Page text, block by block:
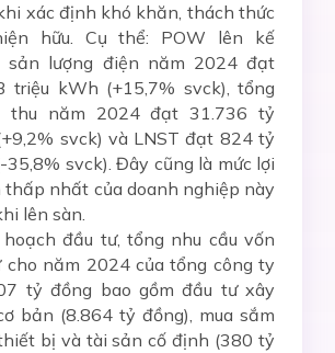
xác định khó khăn, thách thức
hữu. Cụ thể: POW lên kế
sản lượng điện năm 2024 đạt
triệu kWh (+15,7% svck), tổng
thu năm 2024 đạt 31.736 tỷ
svck) và LNST đạt 824 tỷ
35,8% svck). Đây cũng là mức lợi
thấp nhất của doanh nghiệp này
lên sàn.
đầu tư, tổng nhu cầu vốn
cho năm 2024 của tổng công ty
tỷ đồng bao gồm đầu tư xây
bản (8.864 tỷ đồng), mua sắm
bị và tài sản cố định (380 tỷ